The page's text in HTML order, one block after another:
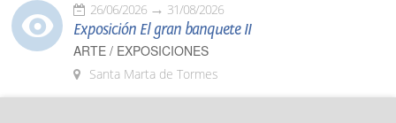
26/06/2026 31/08/2026
Exposición El gran banquete II
ARTE / EXPOSICIONES
Santa Marta de Tormes